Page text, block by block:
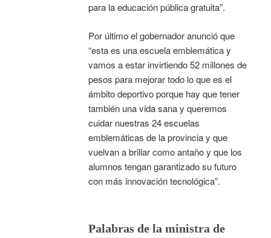
para la educación pública gratuita”.
Por último el gobernador anunció que
“esta es una escuela emblemática y
vamos a estar invirtiendo 52 millones de
pesos para mejorar todo lo que es el
ámbito deportivo porque hay que tener
también una vida sana y queremos
cuidar nuestras 24 escuelas
emblemáticas de la provincia y que
vuelvan a brillar como antaño y que los
alumnos tengan garantizado su futuro
con más innovación tecnológica”.
Palabras de la ministra de